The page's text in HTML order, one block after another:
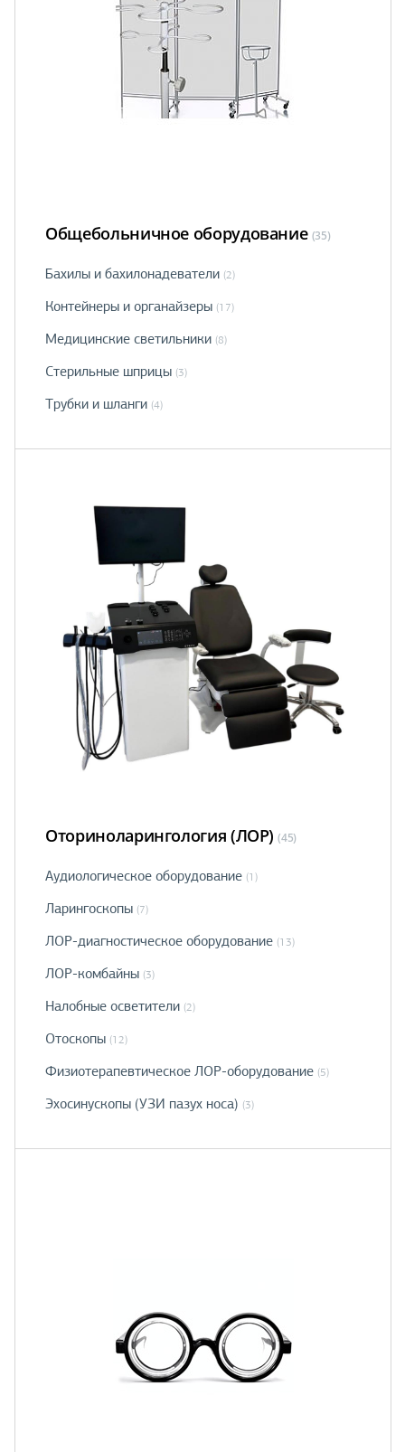
Общебольничное оборудование (35)
Бахилы и бахилонадеватели (2)
Контейнеры и органайзеры (17)
Медицинские светильники (8)
Стерильные шприцы (3)
Трубки и шланги (4)
Оториноларингология (ЛОР) (45)
Аудиологическое оборудование (1)
Ларингоскопы (7)
ЛОР-диагностическое оборудование (13)
ЛОР-комбайны (3)
Налобные осветители (2)
Отоскопы (12)
Физиотерапевтическое ЛОР-оборудование (5)
Эхосинускопы (УЗИ пазух носа) (3)